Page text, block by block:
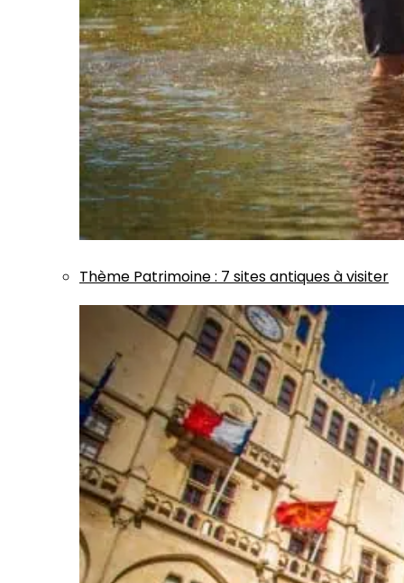
Thème Patrimoine: 7 sites antiques à visiter